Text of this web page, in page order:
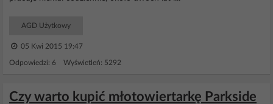
AGD Użytkowy
05 Kwi 2015 19:47
Odpowiedzi: 6 Wyświetleń: 5292
Czy warto kupić młotowiertarkę Parkside